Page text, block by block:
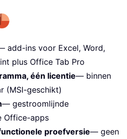
add-ins voor Excel, Word,
plus Office Tab Pro
één licentie— binnen
(MSI-geschikt)
— gestroomlijnde
Office-apps
proefversie— geen